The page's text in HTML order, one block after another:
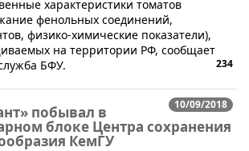
характеристики томатов
фенольных соединений,
физико-химические показатели),
на территории РФ, сообщает
БФУ.
234
10/09/2018
побывал в
блоке Центра сохранения
КемГУ